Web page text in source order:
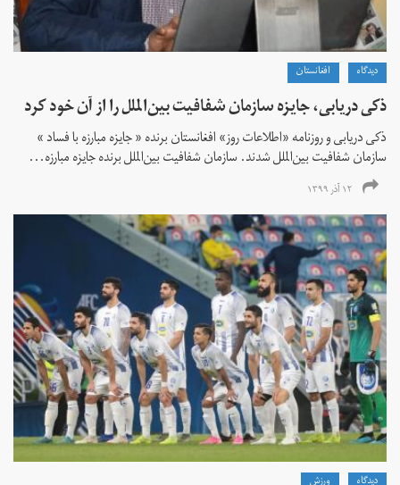
دیدگاه افغانستان
ذکی دریابی، جایزه سازمان شفافیت بین‌الملل را از آن خود کرد
ذکی دریابی و روزنامه «اطلاعات‌ روز» افغانستان برنده « جایزه مبارزه با فساد »
سازمان شفافیت بین‌الملل شدند. سازمان شفافیت بین‌الملل برنده جایزه مبارزه...
۱۲ آذر ۱۳۹۹